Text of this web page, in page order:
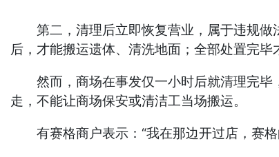
第二，清理后立即恢复营业，属于违规做
后，才能搬运遗体、清洗地面；全部处置完毕
然而，商场在事发仅一小时后就清理完毕
走，不能让商场保安或清洁工当场搬运。
有赛格商户表示：“我在那边开过店，赛格